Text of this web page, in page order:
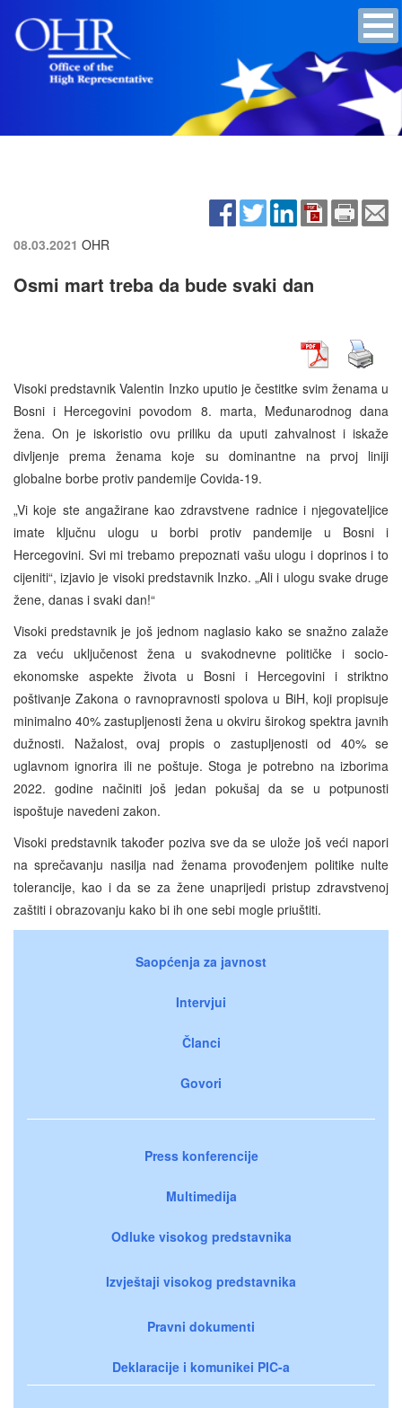
08.03.2021 OHR
Osmi mart treba da bude svaki dan
Visoki predstavnik Valentin Inzko uputio je čestitke svim ženama u
Bosni i Hercegovini povodom 8. marta, Međunarodnog dana
žena. On je iskoristio ovu priliku da uputi zahvalnost i iskaže
divljenje prema ženama koje su dominantne na prvoj liniji
globalne borbe protiv pandemije Covida-19.
„Vi koje ste angažirane kao zdravstvene radnice i njegovateljice
imate ključnu ulogu u borbi protiv pandemije u Bosni i
Hercegovini. Svi mi trebamo prepoznati vašu ulogu i doprinos i to
cijeniti“, izjavio je visoki predstavnik Inzko. „Ali i ulogu svake druge
žene, danas i svaki dan!“
Visoki predstavnik je još jednom naglasio kako se snažno zalaže
za veću uključenost žena u svakodnevne političke i socio-
ekonomske aspekte života u Bosni i Hercegovini i striktno
poštivanje Zakona o ravnopravnosti spolova u BiH, koji propisuje
minimalno 40% zastupljenosti žena u okviru širokog spektra javnih
dužnosti. Nažalost, ovaj propis o zastupljenosti od 40% se
uglavnom ignorira ili ne poštuje. Stoga je potrebno na izborima
2022. godine načiniti još jedan pokušaj da se u potpunosti
ispoštuje navedeni zakon.
Visoki predstavnik također poziva sve da se ulože još veći napori
na sprečavanju nasilja nad ženama provođenjem politike nulte
tolerancije, kao i da se za žene unaprijedi pristup zdravstvenoj
zaštiti i obrazovanju kako bi ih one sebi mogle priuštiti.
Saopćenja za javnost
Intervjui
Članci
Govori
Press konferencije
Multimedija
Odluke visokog predstavnika
Izvještaji visokog predstavnika
Pravni dokumenti
Deklaracije i komunikei PIC-a